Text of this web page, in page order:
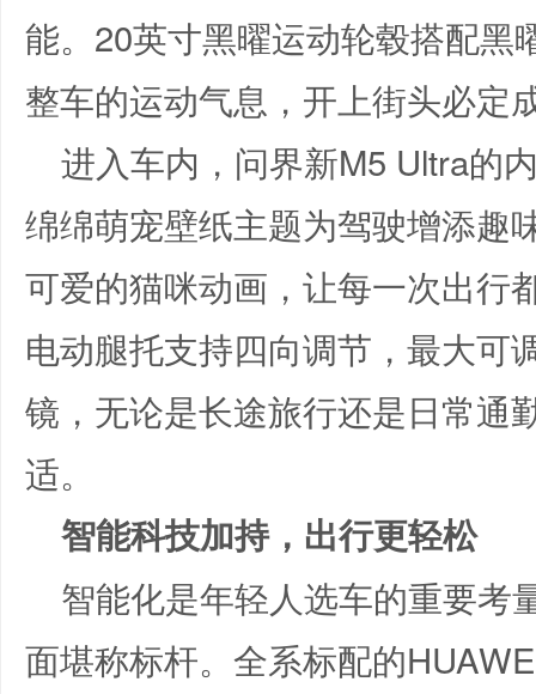
能。20英寸黑曜运动轮毂搭配黑
整车的运动气息，开上街头必定
进入车内，问界新M5 Ultra的
绵绵萌宠壁纸主题为驾驶增添趣
可爱的猫咪动画，让每一次出行
电动腿托支持四向调节，最大可
镜，无论是长途旅行还是日常通
适。
智能科技加持，出行更轻松
智能化是年轻人选车的重要考
面堪称标杆。全系标配的